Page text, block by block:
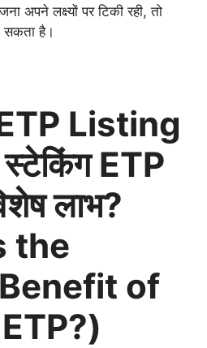
अपने लक्ष्यों पर टिकी रही, तो
सकता है।
Listing
ETP
लाभ?
the
of